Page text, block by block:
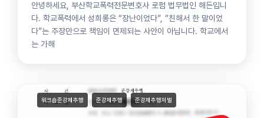
안녕하세요, 부산학교폭력전문변호사 로펌 법무법인 해든입니
다. 학교폭력에서 성희롱은 “장난이었다”, “친해서 한 말이었
다”​는 주장만으로 책임이 면제되는 사안이 아닙니다. 학교에서
는 가해
워크숍준강제추행 준강제추행 준강제추행처벌